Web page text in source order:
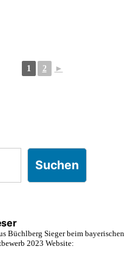
1 2 ►
Suchen
Büchlberg Sieger beim bayerischen
2023 Website: